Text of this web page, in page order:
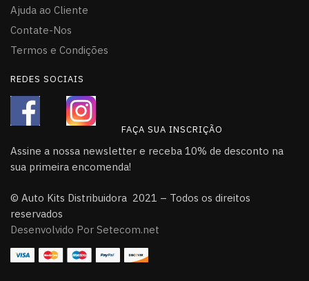
Ajuda ao Cliente
Contate-Nos
Termos e Condições
REDES SOCIAIS
FAÇA SUA INSCRIÇÃO
Assine a nossa newsletter e receba 10% de desconto na
sua primeira encomenda!
© Auto Kits Distribuidora 2021 – Todos os direitos
reservados
Desenvolvido Por Setecom.net